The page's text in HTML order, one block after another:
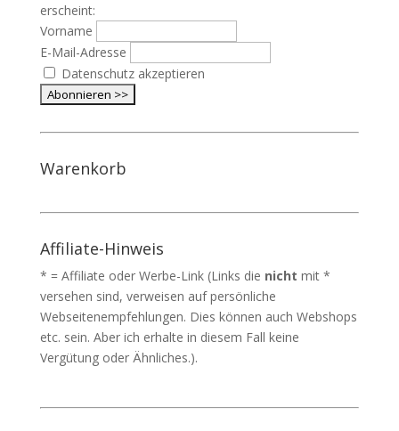
erscheint:
Vorname
E-Mail-Adresse
Datenschutz akzeptieren
Warenkorb
Affiliate-Hinweis
* = Affiliate oder Werbe-Link (Links die nicht mit *
versehen sind, verweisen auf persönliche
Webseitenempfehlungen. Dies können auch Webshops
etc. sein. Aber ich erhalte in diesem Fall keine
Vergütung oder Ähnliches.).